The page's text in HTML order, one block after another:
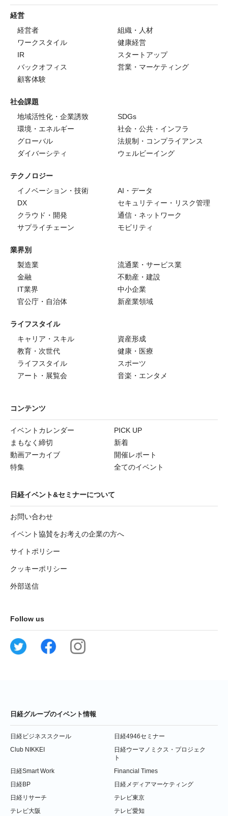
経営
経営者
組織・人材
ワークスタイル
健康経営
IR
スタートアップ
バックオフィス
営業・マーケティング
顧客体験
社会課題
地域活性化・企業誘致
SDGs
環境・エネルギー
社会・公共・インフラ
グローバル
法規制・コンプライアンス
ダイバーシティ
ウェルビーイング
テクノロジー
イノベーション・技術
AI・データ
DX
セキュリティー・リスク管理
クラウド・開発
通信・ネットワーク
サプライチェーン
モビリティ
業界別
製造業
流通業・サービス業
金融
不動産・建設
IT業界
中小企業
官公庁・自治体
新産業領域
ライフスタイル
キャリア・スキル
資産形成
教育・次世代
健康・医療
ライフスタイル
スポーツ
アート・展覧会
音楽・エンタメ
コンテンツ
イベントカレンダー
PICK UP
まもなく締切
新着
動画アーカイブ
開催レポート
特集
全てのイベント
日経イベント&セミナーについて
お問い合わせ
イベント協賛をお考えの企業の方へ
サイトポリシー
クッキーポリシー
外部送信
Follow us
日経グループのイベント情報
日経ビジネススクール
日経4946セミナー
Club NIKKEI
日経ウーマノミクス・プロジェク
ト
日経Smart Work
Financial Times
日経BP
日経メディアマーケティング
日経リサーチ
テレビ東京
テレビ大阪
テレビ愛知